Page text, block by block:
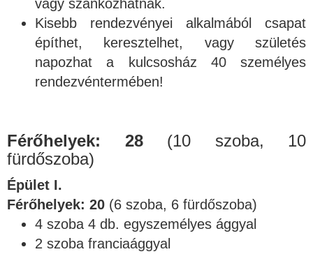
vagy szánkózhatnak.
Kisebb rendezvényei alkalmából csapat
építhet, keresztelhet, vagy születés
napozhat a kulcsosház 40 személyes
rendezvéntermében!
Férőhelyek: 28 (10 szoba, 10
fürdőszoba)
Épület I.
Férőhelyek: 20 (6 szoba, 6 fürdőszoba)
4 szoba 4 db. egyszemélyes ággyal
2 szoba franciaággyal